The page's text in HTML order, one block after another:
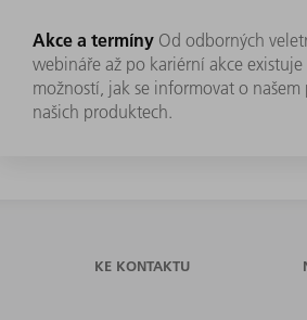
Akce a termíny Od odborných
webináře až po kariérní akce
možností, jak se informovat o
našich produktech.
KE KONTAKTU